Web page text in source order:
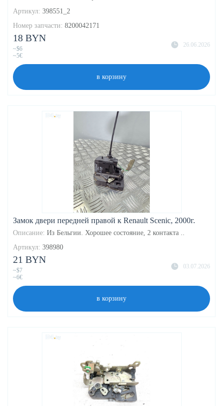
Артикул: 398551_2
Номер запчасти: 8200042171
26.06.2026
18 BYN
~$6
~5€
в корзину
Замок двери передней правой к Renault Scenic, 2000г.
Описание: Из Бельгии. Хорошее состояние, 2 контакта ..
Артикул: 398980
03.07.2026
21 BYN
~$7
~6€
в корзину